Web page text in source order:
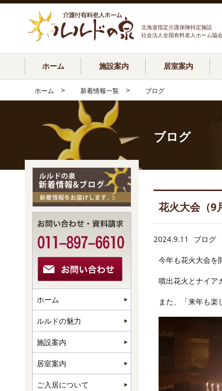
北海道指定介護保険特定施設
社会法人全国有料老人ホーム協
ホーム 施設案内 居室案内
ホーム > 新着情報一覧 > ブログ
ブログ
花火大会（9
2024.9.11 ブログ
今年も花火大会を
噴出花火とナイア
また、「来年も楽
ホーム
ルルドの魅力
施設案内
居室案内
ご入居について